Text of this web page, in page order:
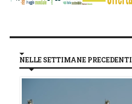
NELLE SETTIMANE PRECEDENTI